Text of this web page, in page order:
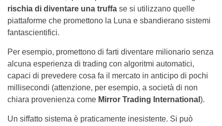
rischia di diventare una truffa se si utilizzano quelle
piattaforme che promettono la Luna e sbandierano sistemi
fantascientifici.
Per esempio, promettono di farti diventare milionario senza
alcuna esperienza di trading con algoritmi automatici,
capaci di prevedere cosa fa il mercato in anticipo di pochi
millisecondi (attenzione, per esempio, a società di non
chiara provenienza come Mirror Trading International ).
Un siffatto sistema è praticamente inesistente. Si può